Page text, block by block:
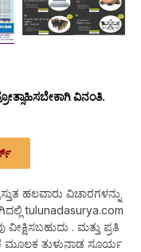
ವಿನಂತಿ.
ಹಲವಾರು ವಿಚಾರಗಳನ್ನು
tulunadasurya.com
. ಮತ್ತು ಪ್ರತಿ
ಮೂಲಕ ತುಳುನಾಡ ಸೂರ್ಯ